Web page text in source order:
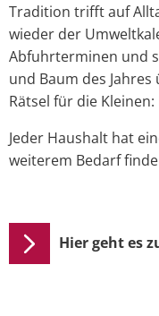
Tradition trifft auf
wieder der
Abfuhrterminen und
und Baum des
Rätsel für die
Jeder Haushalt hat
weiterem Bedarf
Hier geht es